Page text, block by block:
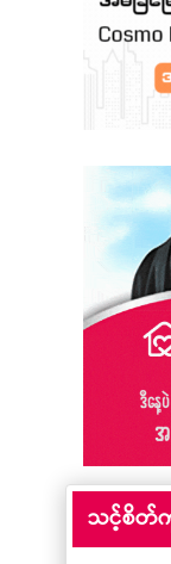
သင့်စိတ်